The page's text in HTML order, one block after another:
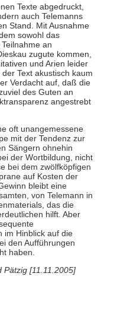
Texte abgedruckt,
auch Telemanns
Stand. Mit Ausnahme
sowohl das
an
zugute kommen,
und Arien leider
Text akustisch kaum
Verdacht auf, daß die
des Guten an
angestrebt
oft unangemessene
mit der Tendenz zur
Sängern ohnehin
der Wortbildung, nicht
bei dem zwölfköpfigen
auf Kosten der
bleibt eine
von Telemann in
das die
hilft. Aber
im Hinblick auf die
den Aufführungen
haben.
Pätzig [11.11.2005]